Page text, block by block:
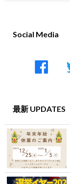
Social Media
facebook
最新 UPDATES